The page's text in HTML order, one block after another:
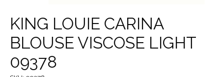
KING LOUIE CARINA
BLOUSE VISCOSE LIGHT
09378